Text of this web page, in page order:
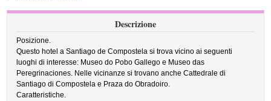
Descrizione
Posizione.
Questo hotel a Santiago de Compostela si trova vicino ai seguenti
luoghi di interesse: Museo do Pobo Gallego e Museo das
Peregrinaciones. Nelle vicinanze si trovano anche Cattedrale di
Santiago di Compostela e Praza do Obradoiro.
Caratteristiche.